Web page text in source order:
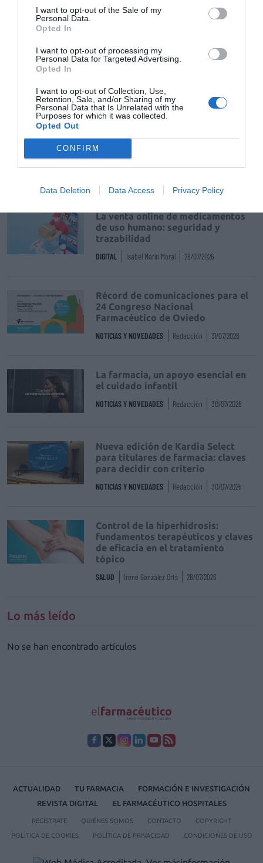
I want to opt-out of the Sale of my
Personal Data.
Opted In
I want to opt-out of processing my
Personal Data for Targeted Advertising.
Opted In
I want to opt-out of Collection, Use,
Retention, Sale, and/or Sharing of my
Personal Data that Is Unrelated with the
Purposes for which it was collected.
Opted Out
CONFIRM
Data Deletion Data Access Privacy Policy
AñadirEl Farmacéutico
Mantente informado con las últimas noticias de actualidad.
ACTIVAR AHORA
dermocosmética natural
Destacados
La venta online de medicamentos
de uso humano: seguridad y
trazabilidad
DIGITAL Isabel Marín Moral 28/07/2026
Récord de comunicaciones para el
24 Congreso Nacional
Farmacéutico de Oviedo
NOTICIAS Y NOVEDADES Redacción 31/07/2026
La farmacia, un apoyo esencial en
el cuidado infantil
NOTICIAS Y NOVEDADES Redacción 30/07/2026
Nueva edición de Kardia Select
para titulares de farmacia: claves
para decidir con criterio
NOTICIAS Y NOVEDADES Redacción 30/07/2026
Control de la hiperhidrosis:
fundamentos terapéuticos y claves
de eficacia en el tratamiento
tópico
SALUD Irene González Orts 28/07/2026
Lo más leído
No se han encontrado artículos
ACTUALIDAD TU FARMACIA
FORMACIÓN E INVESTIGACIÓN
REVISTA DIGITAL
EL FARMACÉUTICO HOSPITALES
REGÍSTRATE QUIÉNES SOMOS CONTACTO COPYRIGHT
POLÍTICA DE COOKIES POLÍTICA DE PRIVACIDAD CONDICIONES DE USO